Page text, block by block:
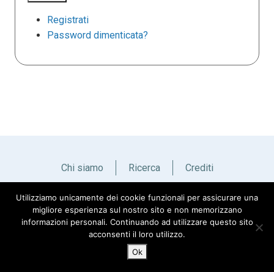
Registrati
Password dimenticata?
Chi siamo Ricerca Crediti
Italiano English
Utilizziamo unicamente dei cookie funzionali per assicurare una
migliore esperienza sul nostro sito e non memorizzano
informazioni personali. Continuando ad utilizzare questo sito
acconsenti il loro utilizzo.
Ok